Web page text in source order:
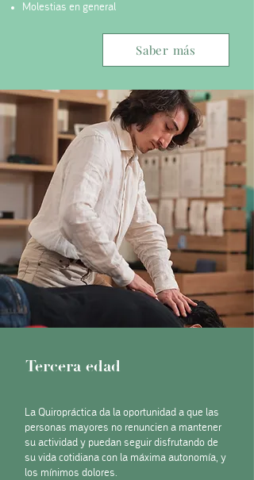
Molestias en general
Saber más
Tercera edad
La Quiropráctica da la oportunidad a que las
personas mayores no renuncien a mantener
su actividad y puedan seguir disfrutando de
su vida cotidiana con la máxima autonomía, y
los mínimos dolores.